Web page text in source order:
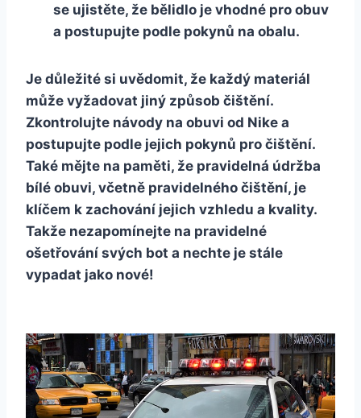
se ujistěte, že bělidlo je vhodné pro‌ obuv
a postupujte ‌podle pokynů na obalu.
Je⁣ důležité si uvědomit, že každý materiál
může vyžadovat jiný‍ způsob‌ čištění.
Zkontrolujte návody na obuvi ⁢od Nike a
postupujte ⁣podle jejich pokynů pro čištění.
Také mějte na paměti, ​že pravidelná údržba
bílé obuvi,​ včetně pravidelného čištění, je
klíčem k zachování jejich vzhledu a kvality.
Takže nezapomínejte na pravidelné
⁢ošetřování svých bot a nechte je ⁣stále
‌vypadat jako nové!